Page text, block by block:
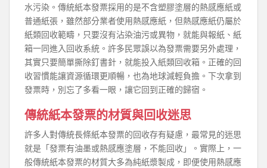
水污染。傳統紙本發票採用的是不含塑膠塗層的熱感應紙或
普通紙張，雖然部分業者使用熱感應紙，但熱感應紙仍屬於
紙類回收範疇，只要沒有沾染油污或異物，就能與報紙、紙
箱一同進入回收系統。許多民眾誤以為發票需要另外處理，
其實只要簡單撕除釘書針，就能投入紙類回收箱。正確的回
收習慣能讓資源循環更順暢，也為地球減輕負擔。下次拿到
發票時，別忘了多看一眼，讓它回到正確的歸宿。
傳統紙本發票的材質與回收迷思
許多人對傳統長條紙本發票的回收存有疑慮，最常見的迷思
就是「發票有油墨或熱感應塗層，不能回收」。實際上，一
般傳統紙本發票的材質大多為純紙漿製成，即便使用熱感應